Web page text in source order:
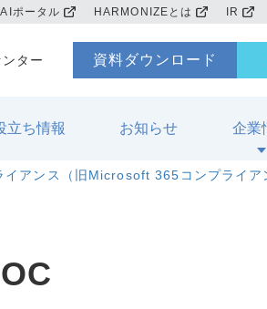
AIポータル HARMONIZEとは IR
立ち情報 お知らせ 企業
資料ダウンロード
ター
アンス（旧Microsoft 365コンプライア